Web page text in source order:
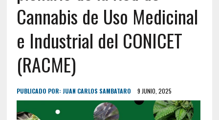
Cannabis de Uso Medicinal
e Industrial del CONICET
(RACME)
PUBLICADO POR: JUAN CARLOS SAMBATARO 9 JUNIO, 2025